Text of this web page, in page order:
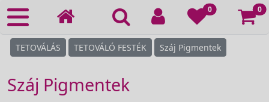
0 0
TETOVÁLÁS TETOVÁLÓ FESTÉK Száj Pigmentek
Száj Pigmentek